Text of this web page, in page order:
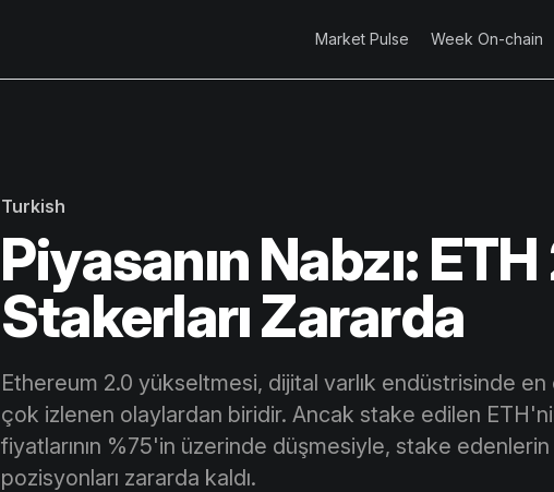
Market Pulse Week On-chain
Turkish
Piyasanın Nabzı:
Stakerları Zararda
Ethereum 2.0 yükseltmesi, dijital varlık endüstrisinde
çok izlenen olaylardan biridir. Ancak stake edilen
fiyatlarının %75'in üzerinde düşmesiyle, stake
pozisyonları zararda kaldı.